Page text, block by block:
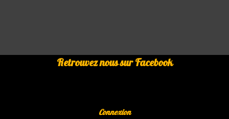
Retrouvez nous sur Facebook
Connexion